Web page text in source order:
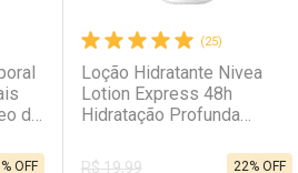
de
OFF
(25)
Loção Hidratante Nivea
Lotion Express 48h
Hidratação Profunda
R$ 19,99
22% OFF